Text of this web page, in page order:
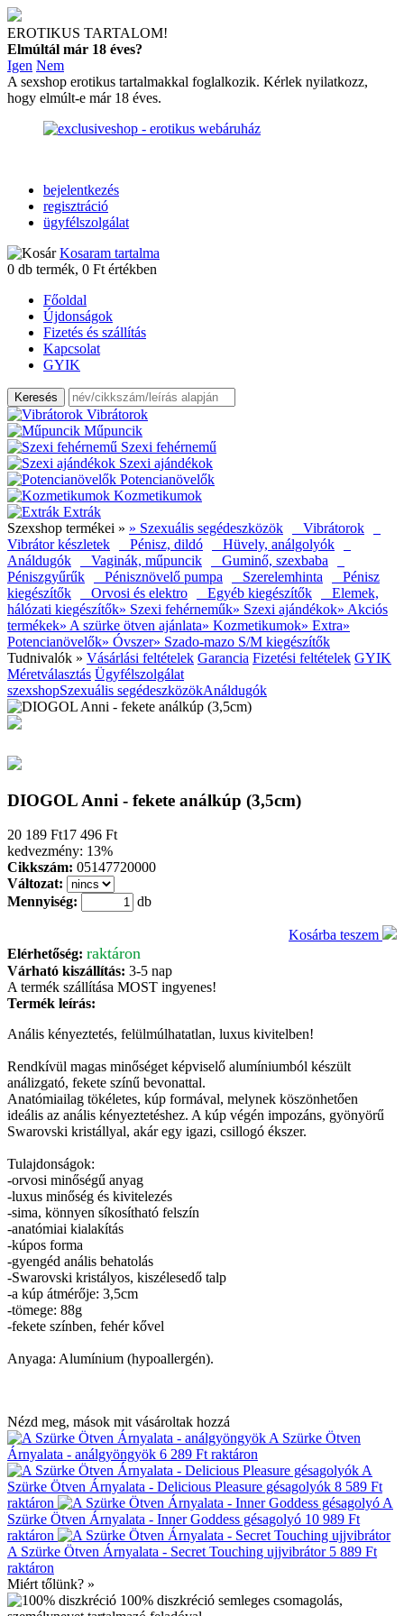
EROTIKUS TARTALOM!
Elmúltál már 18 éves?
Igen Nem
A sexshop erotikus tartalmakkal foglalkozik. Kérlek nyilatkozz,
hogy elmúlt-e már 18 éves.
bejelentkezés
regisztráció
ügyfélszolgálat
Kosaram tartalma
0 db termék, 0 Ft értékben
Főoldal
Újdonságok
Fizetés és szállítás
Kapcsolat
GYIK
Vibrátorok
Műpuncik
Szexi fehérnemű
Szexi ajándékok
Potencianövelők
Kozmetikumok
Extrák
Szexshop termékei » » Szexuális segédeszközök
Vibrátorok
Vibrátor készletek
Pénisz, dildó
Hüvely, análgolyók
Análdugók
Vaginák, műpuncik
Guminő, szexbaba
Péniszgyűrűk
Pénisznövelő pumpa Szerelemhinta
Pénisz
kiegészítők
Orvosi és elektro Egyéb kiegészítők
Elemek,
hálózati kiegészítők» Szexi fehérneműk» Szexi ajándékok» Akciós
termékek» A szürke ötven ajánlata» Kozmetikumok» Extra»
Potencianövelők» Óvszer» Szado-mazo S/M kiegészítők
Tudnivalók » Vásárlási feltételek Garancia Fizetési feltételek GYIK
Méretválasztás Ügyfélszolgálat
szexshopSzexuális segédeszközökAnáldugók
DIOGOL Anni - fekete análkúp (3,5cm)
20 189 Ft17 496 Ft
kedvezmény: 13%
Cikkszám: 05147720000
Változat:
Mennyiség:
db
Kosárba teszem
Elérhetőség: raktáron
Várható kiszállítás: 3-5 nap
A termék szállítása MOST ingyenes!
Termék leírás:
Anális kényeztetés, felülmúlhatatlan, luxus kivitelben!
Rendkívül magas minőséget képviselő alumíniumból készült
análizgató, fekete színű bevonattal.
Anatómiailag tökéletes, kúp formával, melynek köszönhetően
ideális az anális kényeztetéshez. A kúp végén impozáns, gyönyörű
Swarovski kristállyal, akár egy igazi, csillogó ékszer.
Tulajdonságok:
-orvosi minőségű anyag
-luxus minőség és kivitelezés
-sima, könnyen síkosítható felszín
-anatómiai kialakítás
-kúpos forma
-gyengéd anális behatolás
-Swarovski kristályos, kiszélesedő talp
-a kúp átmérője: 3,5cm
-tömege: 88g
-fekete színben, fehér kővel
Anyaga: Alumínium (hypoallergén).
Nézd meg, mások mit vásároltak hozzá
A Szürke Ötven
Árnyalata - análgyöngyök 6 289 Ft raktáron
A
Szürke Ötven Árnyalata - Delicious Pleasure gésagolyók 8 589 Ft
raktáron
A
Szürke Ötven Árnyalata - Inner Goddess gésagolyó 10 989 Ft
raktáron
A Szürke Ötven Árnyalata - Secret Touching ujjvibrátor 5 889 Ft
raktáron
Miért tőlünk? »
100% diszkréció semleges csomagolás,